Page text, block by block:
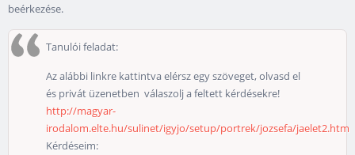
beérkezése.
Tanulói feladat:
Az alábbi linkre kattintva elérsz egy szöveget, olvasd el
és privát üzenetben válaszolj a feltett kérdésekre!
http://magyar-
irodalom.elte.hu/sulinet/igyjo/setup/portrek/jozsefa/jaelet2.htm
Kérdéseim: